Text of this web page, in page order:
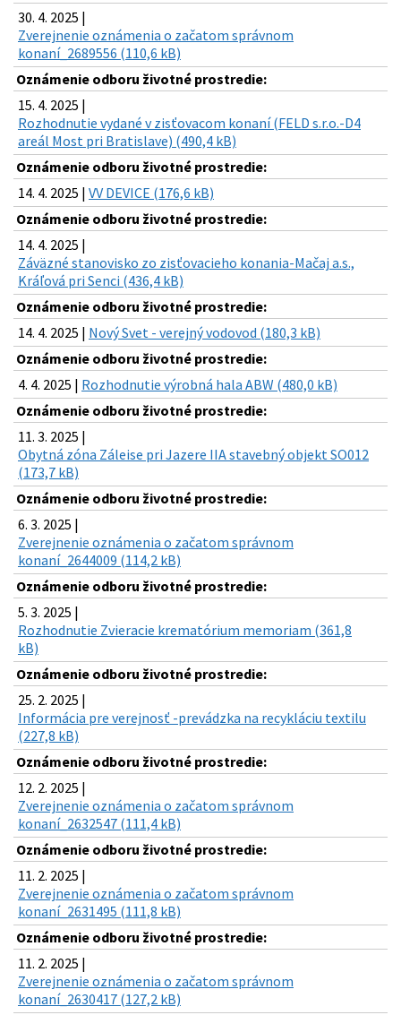
30. 4. 2025 |
Zverejnenie oznámenia o začatom správnom
konaní_2689556 (110,6 kB)
Oznámenie odboru životné prostredie:
15. 4. 2025 |
Rozhodnutie vydané v zisťovacom konaní (FELD s.r.o.-D4
areál Most pri Bratislave) (490,4 kB)
Oznámenie odboru životné prostredie:
14. 4. 2025 | VV DEVICE (176,6 kB)
Oznámenie odboru životné prostredie:
14. 4. 2025 |
Záväzné stanovisko zo zisťovacieho konania-Mačaj a.s.,
Kráľová pri Senci (436,4 kB)
Oznámenie odboru životné prostredie:
14. 4. 2025 | Nový Svet - verejný vodovod (180,3 kB)
Oznámenie odboru životné prostredie:
4. 4. 2025 | Rozhodnutie výrobná hala ABW (480,0 kB)
Oznámenie odboru životné prostredie:
11. 3. 2025 |
Obytná zóna Záleise pri Jazere IIA stavebný objekt SO012
(173,7 kB)
Oznámenie odboru životné prostredie:
6. 3. 2025 |
Zverejnenie oznámenia o začatom správnom
konaní_2644009 (114,2 kB)
Oznámenie odboru životné prostredie:
5. 3. 2025 |
Rozhodnutie Zvieracie krematórium memoriam (361,8
kB)
Oznámenie odboru životné prostredie:
25. 2. 2025 |
Informácia pre verejnosť -prevádzka na recykláciu textilu
(227,8 kB)
Oznámenie odboru životné prostredie:
12. 2. 2025 |
Zverejnenie oznámenia o začatom správnom
konaní_2632547 (111,4 kB)
Oznámenie odboru životné prostredie:
11. 2. 2025 |
Zverejnenie oznámenia o začatom správnom
konaní_2631495 (111,8 kB)
Oznámenie odboru životné prostredie:
11. 2. 2025 |
Zverejnenie oznámenia o začatom správnom
konaní_2630417 (127,2 kB)